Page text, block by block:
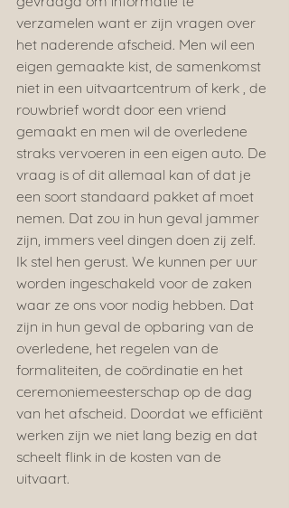
verzamelen want er zijn vragen over
het naderende afscheid. Men wil een
eigen gemaakte kist, de samenkomst
niet in een uitvaartcentrum of kerk , de
rouwbrief wordt door een vriend
gemaakt en men wil de overledene
straks vervoeren in een eigen auto. De
vraag is of dit allemaal kan of dat je
een soort standaard pakket af moet
nemen. Dat zou in hun geval jammer
zijn, immers veel dingen doen zij zelf.
Ik stel hen gerust. We kunnen per uur
worden ingeschakeld voor de zaken
waar ze ons voor nodig hebben. Dat
zijn in hun geval de opbaring van de
overledene, het regelen van de
formaliteiten, de coördinatie en het
ceremoniemeesterschap op de dag
van het afscheid. Doordat we efficiënt
werken zijn we niet lang bezig en dat
scheelt flink in de kosten van de
uitvaart.